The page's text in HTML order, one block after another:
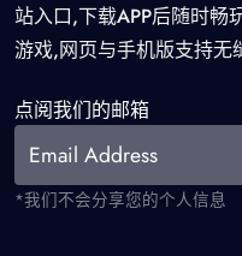
站入口,下载APP后随时畅
游戏,网页与手机版支持无
点阅我们的邮箱
*我们不会分享您的个人信息